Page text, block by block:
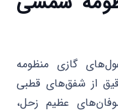
گازی منظومه
از شفق‌های قطبی
عظیم زحل،